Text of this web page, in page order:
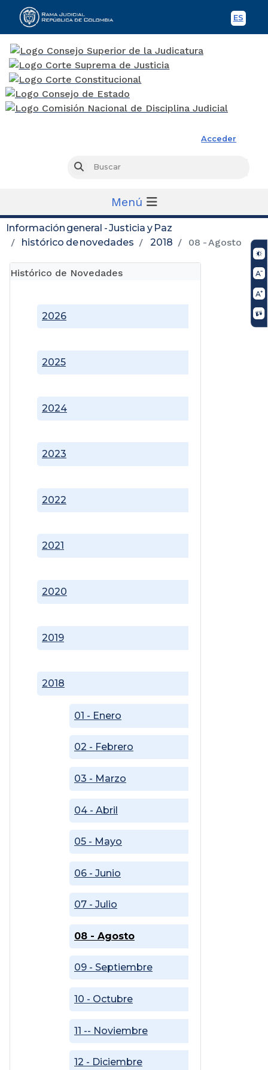
ES
Acceder
Buscar
Menú
Información general - Justicia y Paz
histórico de novedades
2018 08 - Agosto
Histórico de Novedades
2018
01 - Enero
02 - Febrero
03 - Marzo
04 - Abril
05 - Mayo
06 - Junio
07 - Julio
08 - Agosto
09 - Septiembre
10 - Octubre
11 -- Noviembre
12 - Diciembre
2019
2020
2021
2022
2023
2024
2025
2026